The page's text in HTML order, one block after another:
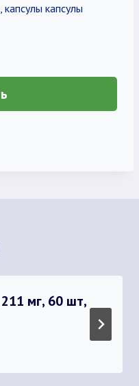
капсулы
мг, 60 шт,